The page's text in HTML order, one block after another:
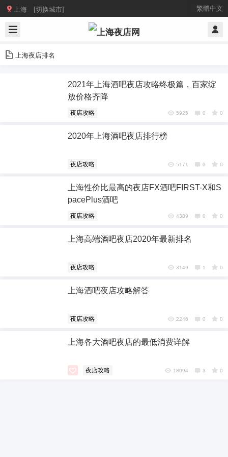
上海 [切换城市] 繁體中文
上海夜店排名
2021年上海酒吧夜店攻略终极篇，百家绽
放价格齐降
夜店攻略 5925 0 0
2020年上海酒吧夜店排行榜
夜店攻略 5171 0 0
上海性价比最高的夜店FX酒吧FIRST-X和S
pacePlus酒吧
夜店攻略 4389 0 0
上海高端酒吧夜店2020年最新排名
夜店攻略 3149 1 0
上海酒吧夜店攻略解答
夜店攻略 2246 0 0
上海各大酒吧夜店的最低消费详解
夜店攻略 18094 3 0
您没有权限发布内容，请购买会员或者提升权
6位以上
找回 已有帐号？登录